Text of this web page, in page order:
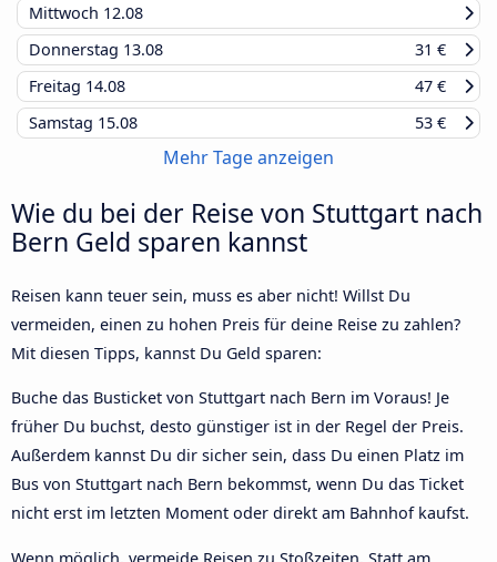
Mittwoch 12.08
Donnerstag 13.08
31 €
Freitag 14.08
47 €
Samstag 15.08 53 €
Mehr Tage anzeigen
Wie du bei der Reise von Stuttgart nach
Bern Geld sparen kannst
Reisen kann teuer sein, muss es aber nicht! Willst Du
vermeiden, einen zu hohen Preis für deine Reise zu zahlen?
Mit diesen Tipps, kannst Du Geld sparen:
Buche das Busticket von Stuttgart nach Bern im Voraus! Je
früher Du buchst, desto günstiger ist in der Regel der Preis.
Außerdem kannst Du dir sicher sein, dass Du einen Platz im
Bus von Stuttgart nach Bern bekommst, wenn Du das Ticket
nicht erst im letzten Moment oder direkt am Bahnhof kaufst.
Wenn möglich, vermeide Reisen zu Stoßzeiten. Statt am